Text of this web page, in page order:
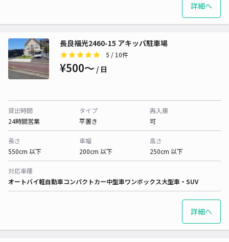
詳細へ
長良福光2460-15 アキッパ駐車場
5 / 10件
¥500〜 / 日
貸出時間
24時間営業
タイプ
平置き
再入庫
可
長さ
550cm 以下
車幅
200cm 以下
高さ
250cm 以下
対応車種
オートバイ軽自動車コンパクトカー中型車ワンボックス大型車・SUV
詳細へ